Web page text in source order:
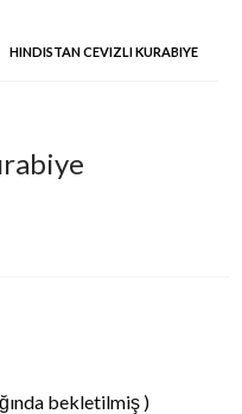
HINDISTAN CEVIZLI KURABIYE
bekletilmiş )